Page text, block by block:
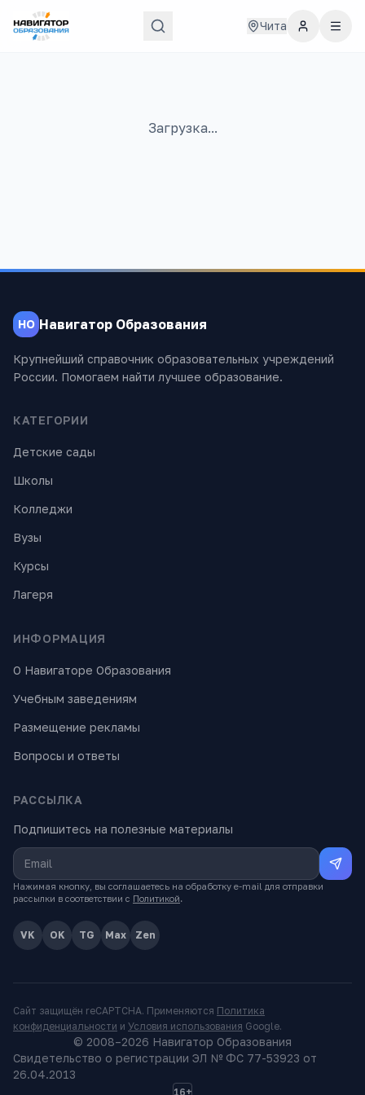
Чита
Загрузка...
НО Навигатор Образования
Крупнейший справочник образовательных учреждений
России. Помогаем найти лучшее образование.
КАТЕГОРИИ
Детские сады
Школы
Колледжи
Вузы
Курсы
Лагеря
ИНФОРМАЦИЯ
О Навигаторе Образования
Учебным заведениям
Размещение рекламы
Вопросы и ответы
РАССЫЛКА
Подпишитесь на полезные материалы
Нажимая кнопку, вы соглашаетесь на обработку e-mail для отправки
рассылки в соответствии с Политикой.
VK OK TG Max Zen
Сайт защищён reCAPTCHA. Применяются Политика
конфиденциальности и Условия использования Google.
© 2008–2026 Навигатор Образования
Свидетельство о регистрации ЭЛ № ФС 77-53923 от
26.04.2013
16+